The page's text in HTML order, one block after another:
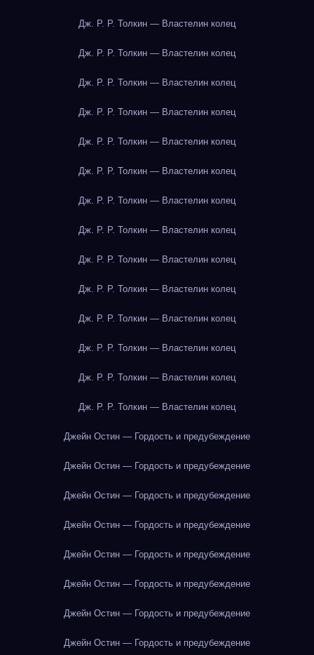
Дж. Р. Р. Толкин — Властелин колец
Дж. Р. Р. Толкин — Властелин колец
Дж. Р. Р. Толкин — Властелин колец
Дж. Р. Р. Толкин — Властелин колец
Дж. Р. Р. Толкин — Властелин колец
Дж. Р. Р. Толкин — Властелин колец
Дж. Р. Р. Толкин — Властелин колец
Дж. Р. Р. Толкин — Властелин колец
Дж. Р. Р. Толкин — Властелин колец
Дж. Р. Р. Толкин — Властелин колец
Дж. Р. Р. Толкин — Властелин колец
Дж. Р. Р. Толкин — Властелин колец
Дж. Р. Р. Толкин — Властелин колец
Дж. Р. Р. Толкин — Властелин колец
Джейн Остин — Гордость и предубеждение
Джейн Остин — Гордость и предубеждение
Джейн Остин — Гордость и предубеждение
Джейн Остин — Гордость и предубеждение
Джейн Остин — Гордость и предубеждение
Джейн Остин — Гордость и предубеждение
Джейн Остин — Гордость и предубеждение
Джейн Остин — Гордость и предубеждение